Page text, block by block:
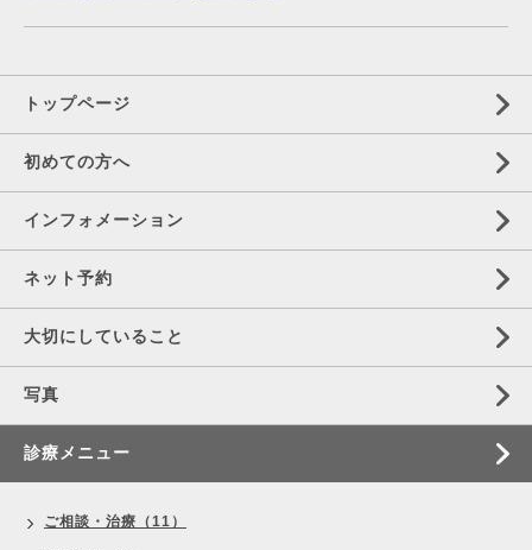
トップページ
初めての方へ
インフォメーション
ネット予約
大切にしていること
写真
診療メニュー
ご相談・治療（11）